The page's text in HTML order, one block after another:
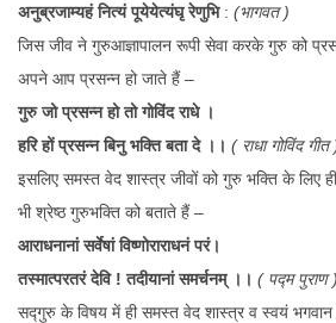
अनुब्रजाम्यहं नित्यं पूयेयेत्यंघृ रेणुभि: (भागवत )
जिस जीव ने गुरुआज्ञापालन रूपी सेवा करके गुरु को
अपने आप प्रसन्न हो जाते हैं –
गुरु जो प्रसन्न हो तो गोविंद राधे ।
हरि हों प्रसन्न बिनु भक्ति बता दे ।। ( राधा गोविंद गीत
इसलिए समस्त वेद शास्त्र जीवों को गुरु भक्ति के लिए
भी श्रेष्ठ गुरुभक्ति को बताते हैं –
आराधनानां सर्वेषां विष्णोराराधनं परं।
तस्मात्परतरं देवि ! तदीयानां समर्चनम् ।। ( पद्म पुराण )
सद्गुरु के विषय में ही समस्त वेद शास्त्र व स्वयं भगवान